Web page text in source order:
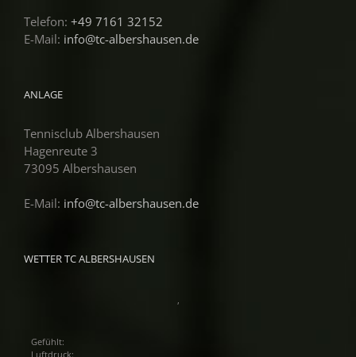
Telefon: +49 7161 32152
E-Mail: info@tc-albershausen.de
ANLAGE
Tennisclub Albershausen
Hagenreute 3
73095 Albershausen
E-Mail: info@tc-albershausen.de
WETTER TC ALBERSHAUSEN
Gefühlt:
Luftdruck: